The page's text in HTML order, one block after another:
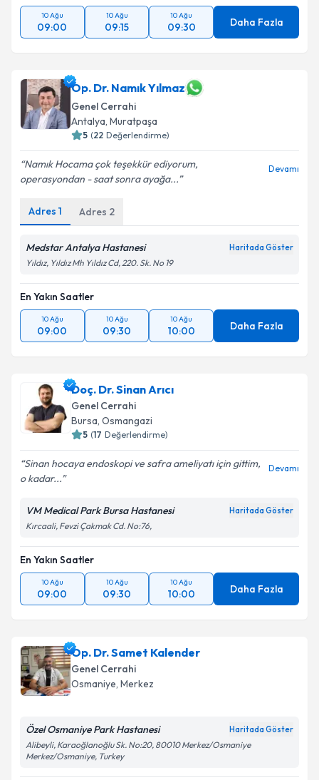
10 Ağu
09:00
10 Ağu
09:15
10 Ağu
09:30 Daha Fazla
Op. Dr. Namık Yılmaz
Genel Cerrahi
Antalya, Muratpaşa
5 (22 Değerlendirme)
Namık Hocama çok teşekkür ediyorum,
operasyondan - saat sonra ayağa...
Devamı
Adres 1 Adres 2
Medstar Antalya Hastanesi Haritada Göster
Yıldız, Yıldız Mh Yıldız Cd, 220. Sk. No 19
En Yakın Saatler
10 Ağu
09:00
10 Ağu
09:30
10 Ağu
10:00 Daha Fazla
Doç. Dr. Sinan Arıcı
Genel Cerrahi
Bursa, Osmangazi
5 (17 Değerlendirme)
Sinan hocaya endoskopi ve safra ameliyatı için gittim,
o kadar...
Devamı
VM Medical Park Bursa Hastanesi Haritada Göster
Kırcaali, Fevzi Çakmak Cd. No:76,
En Yakın Saatler
10 Ağu
09:00
10 Ağu
09:30
10 Ağu
10:00 Daha Fazla
Op. Dr. Samet Kalender
Genel Cerrahi
Osmaniye, Merkez
Özel Osmaniye Park Hastanesi Haritada Göster
Alibeyli, Karaoğlanoğlu Sk. No:20, 80010 Merkez/Osmaniye
Merkez/Osmaniye, Turkey